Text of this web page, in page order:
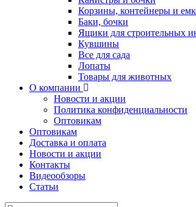
Корзины, контейнеры и
Баки, бочки
Ящики для строительных
Кувшины
Все для сада
Лопаты
Товары для животных
О компании
Новости и акции
Политика конфиденциальности
Оптовикам
Оптовикам
Доставка и оплата
Новости и акции
Контакты
Видеообзоры
Статьи